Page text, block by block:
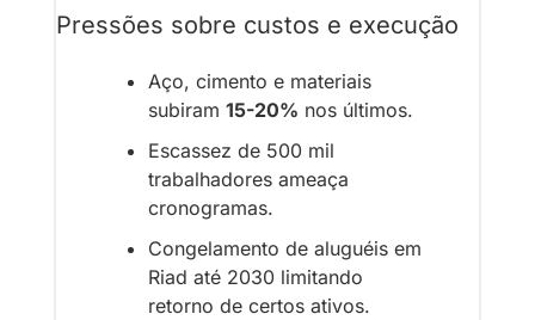
Pressões sobre custos e execução
Aço, cimento e materiais
subiram 15-20% nos últimos.
Escassez de 500 mil
trabalhadores ameaça
cronogramas.
Congelamento de aluguéis em
Riad até 2030 limitando
retorno de certos ativos.